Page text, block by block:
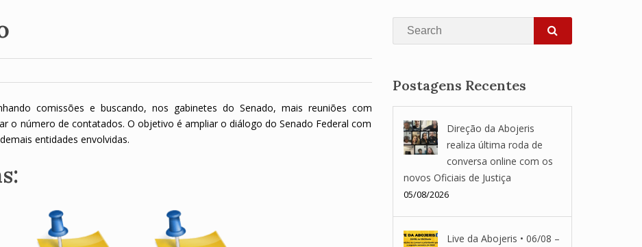
comissões e buscando, nos gabinetes do Senado, mais reuniões com
o número de contatados. O objetivo é ampliar o diálogo do Senado Federal com
entidades envolvidas.
Search
SEARCH
Postagens Recentes
Direção da Abojeris
realiza última roda de
conversa online com os
novos Oficiais de Justiça
05/08/2026
Live da Abojeris • 06/08 –